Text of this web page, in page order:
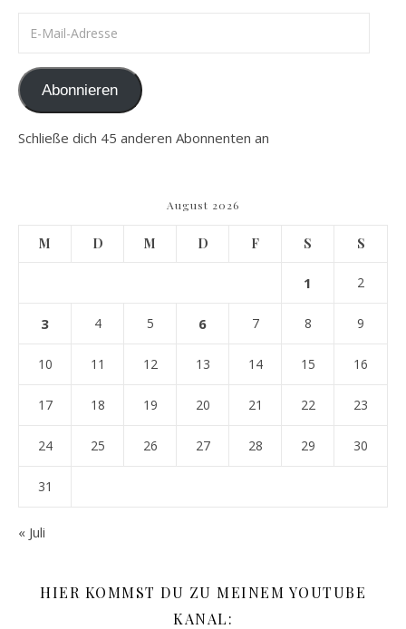
Abonnieren
Schließe dich 45 anderen Abonnenten an
August 2026
M D M D F S S
1 2
3 4 5 6 7 8 9
10 11 12 13 14 15 16
17 18 19 20 21 22 23
24 25 26 27 28 29 30
31
« Juli
HIER KOMMST DU ZU MEINEM YOUTUBE
KANAL: